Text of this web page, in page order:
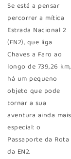
Se está a pensar
percorrer a mítica
Estrada Nacional 2
(EN2), que liga
Chaves a Faro ao
longo de 739,26 km,
há um pequeno
objeto que pode
tornar a sua
aventura ainda mais
especial: o
Passaporte da Rota
da EN2.